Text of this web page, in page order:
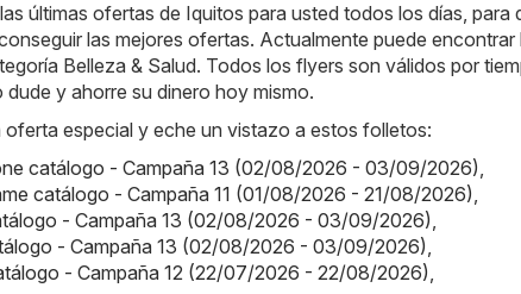
últimas ofertas de Iquitos para usted todos los días, para
las mejores ofertas. Actualmente puede encontrar
Belleza & Salud. Todos los flyers son válidos por
dude y ahorre su dinero hoy mismo.
oferta especial y eche un vistazo a estos folletos:
catálogo - Campaña 13 (02/08/2026 - 03/09/2026),
catálogo - Campaña 11 (01/08/2026 - 21/08/2026),
- Campaña 13 (02/08/2026 - 03/09/2026),
- Campaña 13 (02/08/2026 - 03/09/2026),
- Campaña 12 (22/07/2026 - 22/08/2026),